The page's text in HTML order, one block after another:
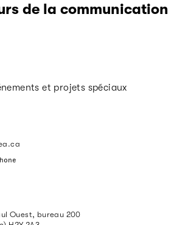
de la communication
et projets spéciaux
Ouest, bureau 200